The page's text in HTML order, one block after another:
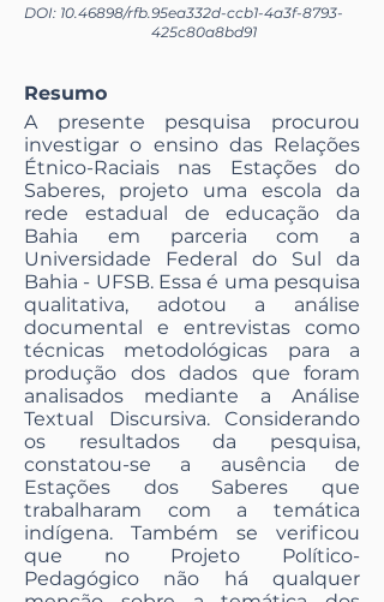
DOI: 10.46898/rfb.95ea332d-ccb1-4a3f-8793-
425c80a8bd91
Resumo
A presente pesquisa procurou
investigar o ensino das Relações
Étnico-Raciais nas Estações do
Saberes, projeto uma escola da
rede estadual de educação da
Bahia em parceria com a
Universidade Federal do Sul da
Bahia - UFSB. Essa é uma pesquisa
qualitativa, adotou a análise
documental e entrevistas como
técnicas metodológicas para a
produção dos dados que foram
analisados mediante a Análise
Textual Discursiva. Considerando
os resultados da pesquisa,
constatou-se a ausência de
Estações dos Saberes que
trabalharam com a temática
indígena. Também se verificou
que no Projeto Político-
Pedagógico não há qualquer